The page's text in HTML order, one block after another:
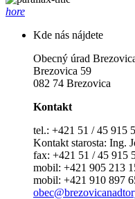
hore
Kde nás nájdete
Obecný úrad
Brezovica 59
082 74 Brezovica
Kontakt
tel.: +421 51 / 45 915
Kontakt starosta: Ing.
fax: +421 51 / 45 915
mobil: +421 905 213
mobil: +421 910 897